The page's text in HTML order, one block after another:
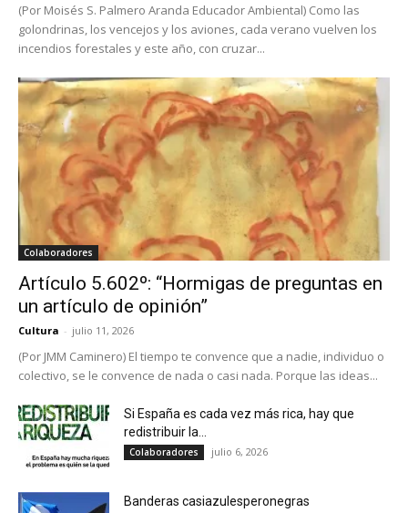
(Por Moisés S. Palmero Aranda Educador Ambiental) Como las
golondrinas, los vencejos y los aviones, cada verano vuelven los
incendios forestales y este año, con cruzar...
Colaboradores
Artículo 5.602º: “Hormigas de preguntas en
un artículo de opinión”
Cultura - julio 11, 2026
(Por JMM Caminero) El tiempo te convence que a nadie, individuo o
colectivo, se le convence de nada o casi nada. Porque las ideas...
Si España es cada vez más rica, hay que
redistribuir la...
Colaboradores julio 6, 2026
Banderas casiazulesperonegras